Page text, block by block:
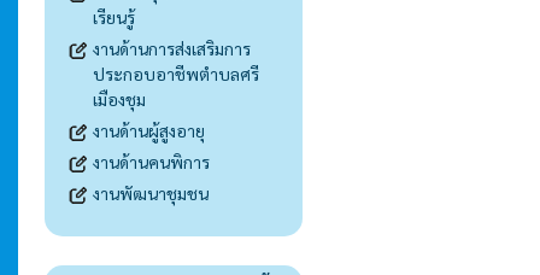
เรียนรู้
งานด้านการส่งเสริมการ
ประกอบอาชีพตำบลศรี
เมืองชุม
งานด้านผู้สูงอายุ
งานด้านคนพิการ
งานพัฒนาชุมชน